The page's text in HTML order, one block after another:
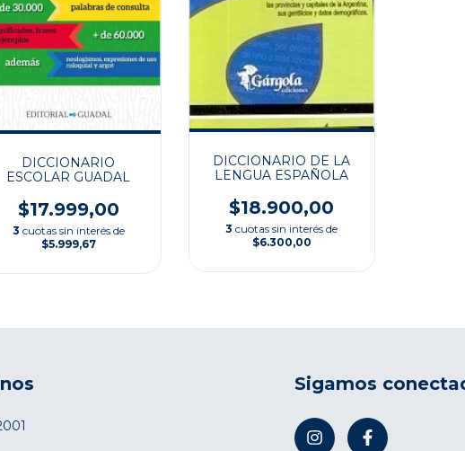
DICCIONARIO
ESCOLAR GUADAL
$17.999,00
3 cuotas sin interés de
$5.999,67
DICCIONARIO DE LA
LENGUA ESPAÑOLA
$18.900,00
3 cuotas sin interés de
$6.300,00
Sigamos